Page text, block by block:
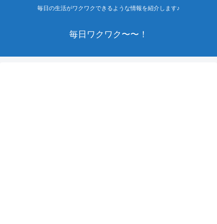
毎日の生活がワクワクできるような情報を紹介します♪
毎日ワクワク〜〜！